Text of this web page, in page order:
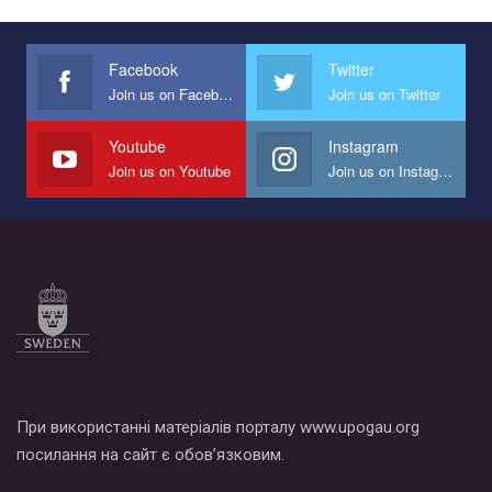
Facebook
Join us on Facebook
Twitter
Join us on Twitter
Youtube
Join us on Youtube
Instagram
Join us on Instagram
При використанні матеріалів порталу www.upogau.org
посилання на сайт є обов’язковим.